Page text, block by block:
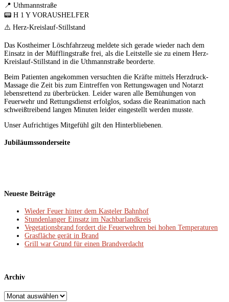
📍 Uthmannstraße
📟 H 1 Y VORAUSHELFER
⚠️ Herz-Kreislauf-Stillstand
Das Kostheimer Löschfahrzeug meldete sich gerade wieder nach dem
Einsatz in der Müfflingstraße frei, als die Leitstelle sie zu einem Herz-
Kreislauf-Stillstand in die Uthmannstraße beorderte.
Beim Patienten angekommen versuchten die Kräfte mittels Herzdruck-
Massage die Zeit bis zum Eintreffen von Rettungswagen und Notarzt
lebensrettend zu überbrücken. Leider waren alle Bemühungen von
Feuerwehr und Rettungsdienst erfolglos, sodass die Reanimation nach
schweißtreibend langen Minuten leider eingestellt werden musste.
Unser Aufrichtiges Mitgefühl gilt den Hinterbliebenen.
Jubiläumssonderseite
Neueste Beiträge
Wieder Feuer hinter dem Kasteler Bahnhof
Stundenlanger Einsatz im Nachbarlandkreis
Vegetationsbrand fordert die Feuerwehren bei hohen Temperaturen
Grasfläche gerät in Brand
Grill war Grund für einen Brandverdacht
Archiv
Archiv